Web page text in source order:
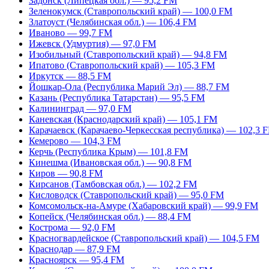
Зеленокумск (Ставропольский край) — 100,0 FM
Златоуст (Челябинская обл.) — 106,4 FM
Иваново — 99,7 FM
Ижевск (Удмуртия) — 97,0 FM
Изобильный (Ставропольский край) — 94,8 FM
Ипатово (Ставропольский край) — 105,3 FM
Иркутск — 88,5 FM
Йошкар-Ола (Республика Марий Эл) — 88,7 FM
Казань (Республика Татарстан) — 95,5 FM
Калининград — 97,0 FM
Каневская (Краснодарский край) — 105,1 FM
Карачаевск (Карачаево-Черкесская республика) — 102,3
Кемерово — 104,3 FM
Керчь (Республика Крым) — 101,8 FM
Кинешма (Ивановская обл.) — 90,8 FM
Киров — 90,8 FM
Кирсанов (Тамбовская обл.) — 102,2 FM
Кисловодск (Ставропольский край) — 95,0 FM
Комсомольск-на-Амуре (Хабаровский край) — 99,9 FM
Копейск (Челябинская обл.) — 88,4 FM
Кострома — 92,0 FM
Красногвардейское (Ставропольский край) — 104,5 FM
Краснодар — 87,9 FM
Красноярск — 95,4 FM